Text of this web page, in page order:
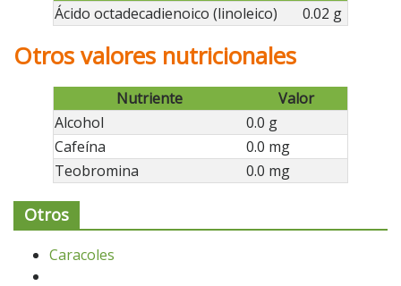
Ácido octadecadienoico (linoleico)
0.02 g
Otros valores nutricionales
Nutriente
Valor
Alcohol
0.0 g
Cafeína
0.0 mg
Teobromina
0.0 mg
Otros
Caracoles